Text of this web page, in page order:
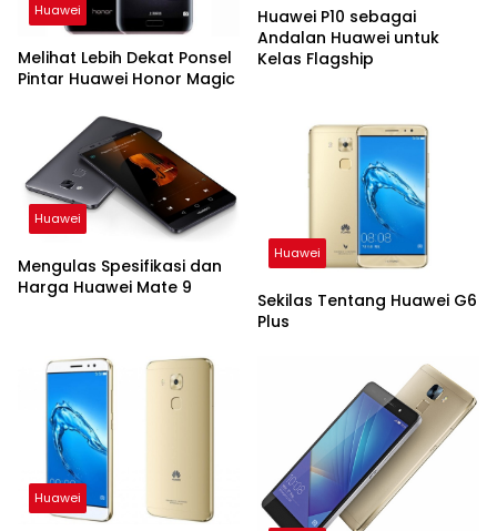
Huawei
Melihat Lebih Dekat Ponsel
Pintar Huawei Honor Magic
Huawei P10 sebagai
Andalan Huawei untuk
Kelas Flagship
Huawei
Mengulas Spesifikasi dan
Harga Huawei Mate 9
Huawei
Sekilas Tentang Huawei G6
Plus
Huawei